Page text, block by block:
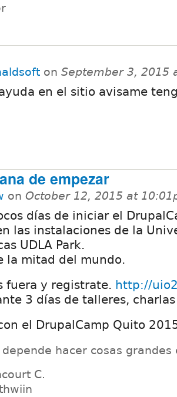
on September 3, 2015
en el sitio avisame
de empezar
on October 12, 2015 at
días de iniciar el
las instalaciones de la
UDLA Park.
la mitad del mundo.
fuera y registrate. http://
3 días de talleres,
el DrupalCamp Quito
hacer cosas
C.